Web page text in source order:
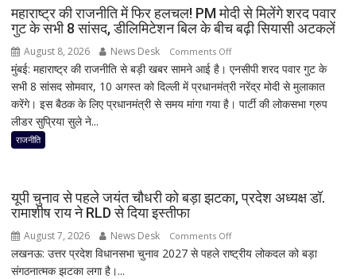
घंटे
रुकी
महाराष्ट्र की राजनीति में फिर हलचल! PM मोदी से मिलेंगे शरद पवार
गुट के सभी 8 सांसद, डीलिमिटेशन बिल के बीच बढ़ी सियासी अटकलें
August 8, 2026 News Desk Comments Offon
महाराष्ट्र
की
राजनीति
से
पवार
मुंबई: महाराष्ट्र की राजनीति से बड़ी खबर सामने आई है। एनसीपी शरद पवार गुट के
सभी 8 सांसद सोमवार, 10 अगस्त को दिल्ली में प्रधानमंत्री नरेंद्र मोदी से मुलाकात
करेंगे। इस बैठक के लिए प्रधानमंत्री से समय मांगा गया है। पार्टी की लोकसभा ग्रुप
लीडर सुप्रिया सुले ने...
राजनीति
यूपी चुनाव से पहले जयंत चौधरी को बड़ा झटका, प्रदेश अध्यक्ष डॉ.
रामाशीष राय ने RLD से दिया इस्तीफा
August 7, 2026 News Desk Comments Offon
यूपी
लखनऊ: उत्तर प्रदेश विधानसभा चुनाव 2027 से पहले राष्ट्रीय लोकदल को बड़ा
संगठनात्मक झटका लगा है।...